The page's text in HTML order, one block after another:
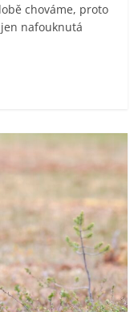
chováme, proto
nafouknutá